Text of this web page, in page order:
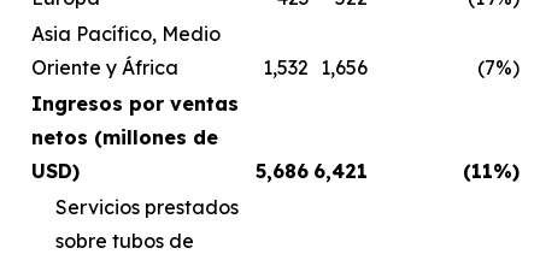
Asia Pacífico, Medio
Oriente y África
1,532 1,656
(7%)
Ingresos por ventas
netos (millones de
USD)
5,686 6,421
(11%)
Servicios prestados
sobre tubos de